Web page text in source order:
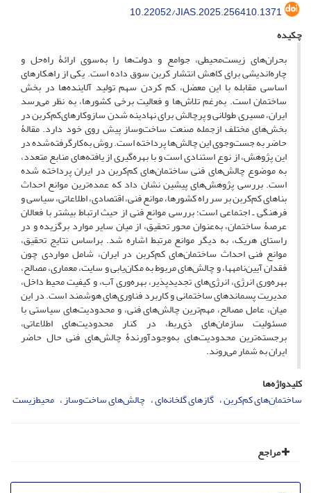
10.22052/JIAS.2025.256410.1371
چکیده
بحران‌های زیست‌محیطی، جوامع و دولت‌ها را به‌سوی ارائۀ راه‌حل و
چاره‌اندیشی برای کاهش انتشار کربن سوق داده‌ است. یکی از راهکارهای
اساسی مقابله با این معضل، کم ‌کردن سهم تولید آلاینده‌ها در بخش
ساختمان است. به‌رغم تلاش‌ها و فعالیت برخی کشورها، به نظر می‌رسد
ایران، مسیری طولانی و پرچالش برای نهادینه ‌شدن سازوکارهای‌کم‌کربن در
بخش‌های مختلف ازجمله صنعت ساخت‌وساز پیش روی خود دارد. مقالۀ
حاضر به جست‌وجوی این چالش‌ها ‌پرداخته است. روش به‌کارگرفته‌شده در
این پژوهش، از نوع استنادی است و با بهره‌گیری از یافته‌های منابع متعدد،
به موضوع چالش‌های فنی ساختمان‌های کم‌کربن در ایران پرداخته شده‌
است. بررسی پژوهش‌های پیشین نشان داد که عمده‌ترین موانع احداث
بناهای‌ کم‌کربن بر سر راه کشورها، موانع فنی، اقتصادی، اطلاعاتی، سیاسی و
فرهنگی ـ اجتماعی است؛ بررسی موانع فنی از حیث ارتباط بیشتر با فعالان
عرصۀ ساختمان، به‌عنوان محور تحقیق، از میان سایر موارد برگزیده و در
راستای هریک، به دیگر موانع مرتبط اشاره شد. براساس نتایج تحقیق،
موانع فنی احداث ساختمان‌های ‌کم‌کربن در ایران، شامل مواردی چون
فقدان آیین‌نامه‎ها، و چالش‌های مربوط به مکان‌یابی و سایت، معماری، مصالح،
بهره‌وری انرژی، انرژی‌های تجدیدپذیر، بهره‌وری آب، و کیفیت محیط داخل،
مدیریت پسماندهای ساختمانی و کاربرد فناوری‌های هوشمند است. در این
میان، عامل مصالح، مهم‌ترین چالش‌های فنی، و محدودیت‌های سیاستی با
مسئولیت سازمان‌های ذی‌ربط، در کنار محدودیت‌های اطلاعاتی،
برجسته‌ترین محدودیت‌های به‌وجودآورندۀ چالش‌های فنی حال حاضر
ایران به شمار می‌روند.
کلیدواژه‌ها
ساختمان‌های‌ کم‌کربن گازهای ‌گلخانه‌ای چالش‌های ساخت‌و‌ساز محیط‌زیست
مراجع